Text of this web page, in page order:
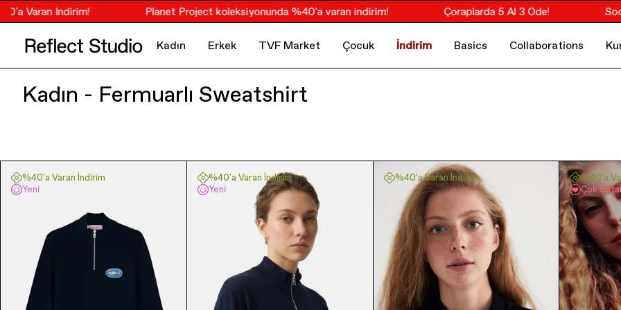
İndirim! Planet Project koleksiyonunda %40'a varan indirim! Çoraplarda 5 Al 3 Öde!
Kadın Erkek TVF Market Çocuk İndirim Basics Collaborations
Kadın - Fermuarlı Sweatshirt
%40'a Varan İndirim
Yeni
%40'a Varan İndirim
Yeni
%40'a Varan İndirim
%40'a
Çok